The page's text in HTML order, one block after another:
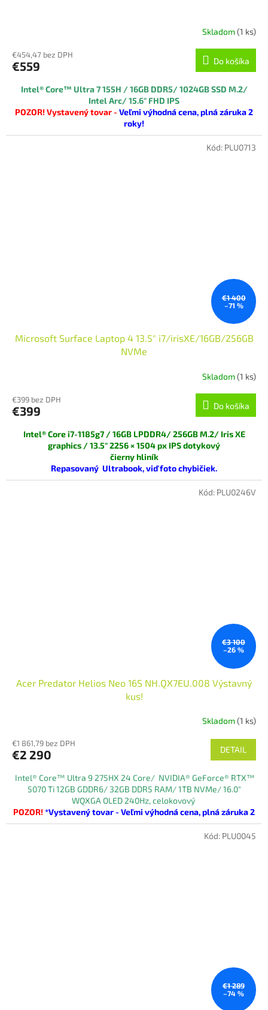
Skladom(1 ks)
€454,47 bez DPH
€559 Do košíka
Intel® Core™ Ultra 7 155H / 16GB DDR5/ 1024GB SSD M.2/
Intel Arc/ 15.6" FHD IPS
POZOR! Vystavený tovar - Veľmi výhodná cena, plná záruka 2
roky!
tovar je v 100% funkčnom aj vizuálnom stave v náhradnom balení
€1 400
–71 %
Microsoft Surface Laptop 4 13.5" i7/irisXE/16GB/256GB
NVMe
Skladom(1 ks)
€399 bez DPH
€399 Do košíka
Intel® Core i7-1185g7 / 16GB LPDDR4/ 256GB M.2/ Iris XE
graphics / 13.5"2256 × 1504px IPS dotykový
čierny hliník
Repasovaný Ultrabook, viď foto chybičiek.
Bazárový predaj s 0% DPH!
Kód: PLU0713
€3 100
–26 %
Acer Predator Helios Neo 16S NH.QX7EU.008 Výstavný
kus!
Skladom(1 ks)
€1 861,79 bez DPH
€2 290 DETAIL
Intel® Core™ Ultra 9 275HX 24 Core/ NVIDIA® GeForce® RTX™
5070 Ti 12GB GDDR6/ 32GB DDR5 RAM/ 1TB NVMe/ 16.0"
WQXGA OLED 240Hz, celokovový
POZOR!*Vystavený tovar - Veľmi výhodná cena, plná záruka 2
roky!
tovar je v 100% funkčnom aj vizuálnom stave v originálnej
Kód: PLU0246V
€1 289
–74 %
Kód: PLU0045